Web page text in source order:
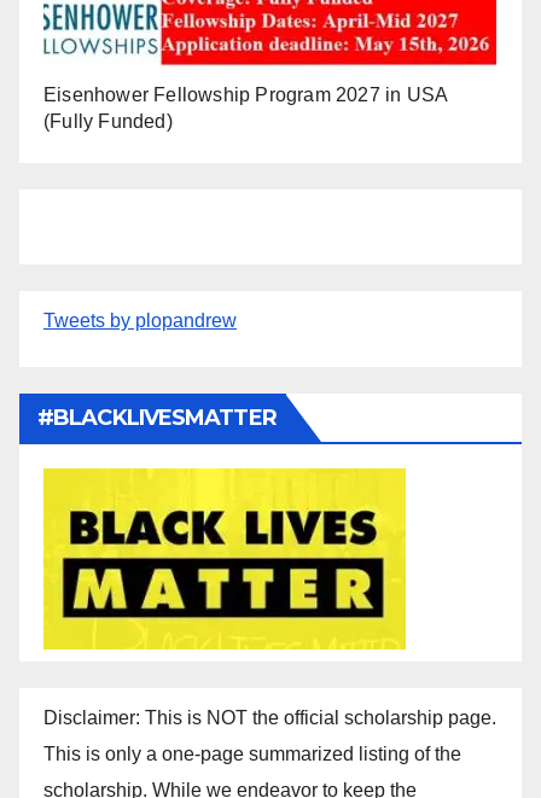
Eisenhower Fellowship Program 2027 in USA
(Fully Funded)
Tweets by plopandrew
#BLACKLIVESMATTER
Disclaimer: This is NOT the official scholarship page.
This is only a one-page summarized listing of the
scholarship. While we endeavor to keep the